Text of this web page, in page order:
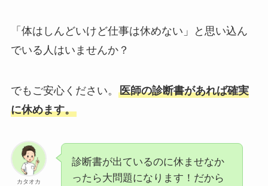
「体はしんどいけど仕事は休めない」と思い込ん
でいる人はいませんか？
でもご安心ください。 医師の診断書があれば確実
に休めます。
カタオカ
診断書が出ているのに休ませなか
ったら大問題になります！だから